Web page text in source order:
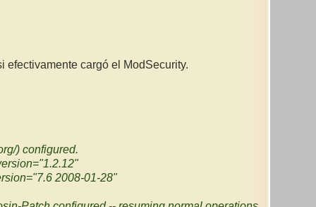
efectivamente cargó el ModSecurity.
) configured.
2008-01-28"